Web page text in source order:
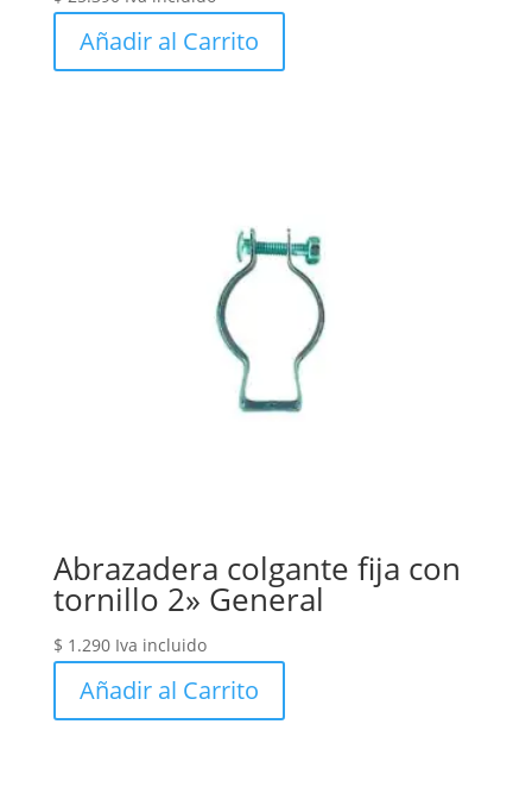
Añadir al Carrito
Abrazadera colgante fija con
tornillo 2» General
$ 1.290 Iva incluido
Añadir al Carrito